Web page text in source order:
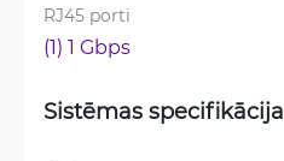
RJ45 porti
(1) 1 Gbps
Sistēmas specifikācija